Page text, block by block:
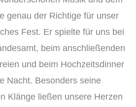
genau der Richtige für unser
Fest. Er spielte für uns bei
beim anschließenden
und beim Hochzeitsdinner
Nacht. Besonders seine
Klänge ließen unsere Herzen